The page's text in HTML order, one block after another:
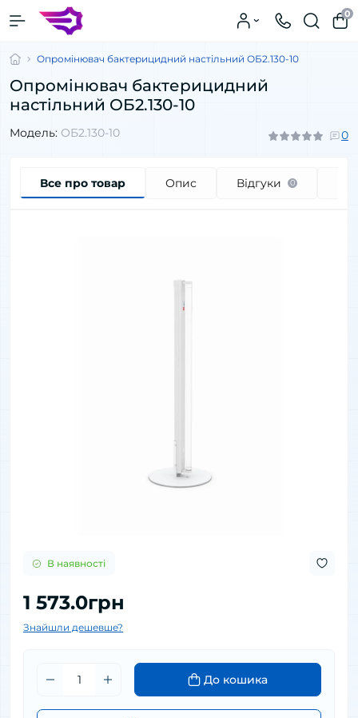
0
Опромінювач бактерицидний настільний ОБ2.130-10
Опромінювач бактерицидний
настільний ОБ2.130-10
Модель: ОБ2.130-10 0
Все про товар Опис Відгуки 0
В наявності
1 573.0грн
Знайшли дешевше?
До кошика